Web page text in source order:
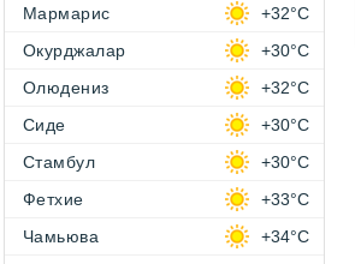
Мармарис
+32°C
Окурджалар
+30°C
Олюдениз
+32°C
Сиде
+30°C
Стамбул
+30°C
Фетхие
+33°C
Чамьюва
+34°C